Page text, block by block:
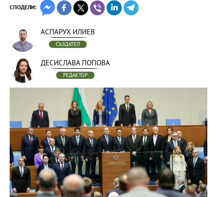
СПОДЕЛИ:
АСПАРУХ ИЛИЕВ
СЪЗДАТЕЛ
ДЕСИСЛАВА ПОПОВА
РЕДАКТОР